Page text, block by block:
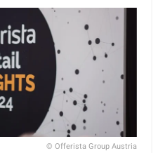
© Offerista Group Austria